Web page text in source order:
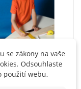
se zákony na vaše
Odsouhlaste
použití webu.